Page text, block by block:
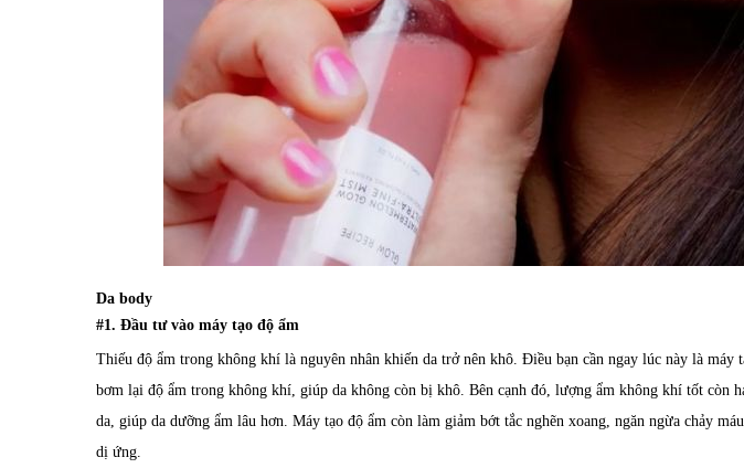
Da body
#1. Đầu tư vào máy tạo độ ẩm
Thiếu độ ẩm trong không khí là nguyên nhân khiến da trở nên khô. Điều bạn cần ngay lúc này là máy
bơm lại độ ẩm trong không khí, giúp da không còn bị khô. Bên cạnh đó, lượng ẩm không khí tốt còn
da, giúp da dưỡng ẩm lâu hơn. Máy tạo độ ẩm còn làm giảm bớt tắc nghẽn xoang, ngăn ngừa chảy
dị ứng.